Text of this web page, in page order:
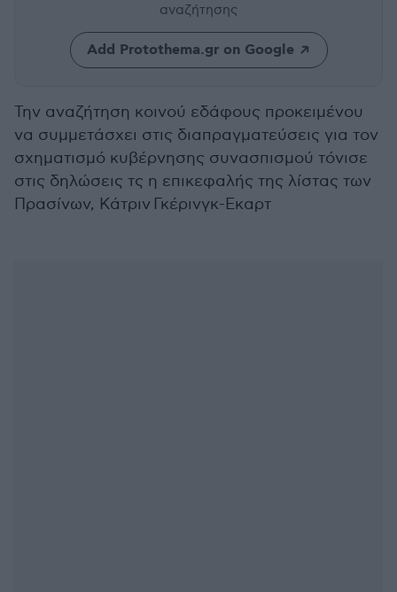
αναζήτησης
Add Protothema.gr on Google
Την αναζήτηση κοινού εδάφους προκειμένου
να συμμετάσχει στις διαπραγματεύσεις για τον
σχηματισμό κυβέρνησης συνασπισμού τόνισε
στις δηλώσεις τς η επικεφαλής της λίστας των
Πρασίνων, Κάτριν Γκέρινγκ-Εκαρτ